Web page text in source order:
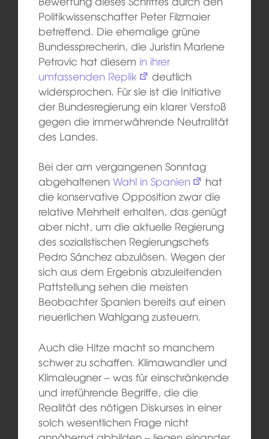
Politikwissenschafter Peter Filzmaier
betreffend. Die ehemalige grüne
Bundessprecherin, die Juristin Marlene
Petrovic hat diesem in ihrer
umfassenden Replik
deutlich
widersprochen. Für sie ist die Initiative
der Bundesregierung ein klarer Verstoß
gegen die immerwährende Neutralität
des Landes.
Bei der am vergangenen Sonntag
abgehaltenen Wahl in Spanien
hat
die konservative Opposition zwar die
relative Mehrheit erhalten, das genügt
aber nicht, um die aktuelle Regierung
des sozialistischen Regierungschefs
Pedro Sánchez abzulösen. Wegen der
sich aus dem Ergebnis abzuleitenden
Pattstellung sehen die meisten
Beobachter Spanien bereits auf einen
neuerlichen Wahlgang zusteuern.
Auch die Hitze macht so manchem
schwer zu schaffen. Klimawandler und
Klimaleugner – was für einschränkende
und irreführende Begriffe, die die
Realität des nötigen Diskurses in einer
solch wesentlichen Frage nicht